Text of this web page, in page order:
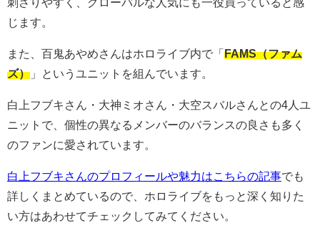
刺さりやすく、グローバルな人気にも一役買っていると感
じます。
また、百鬼あやめさんはホロライブ内で「 FAMS（ファム
ズ） 」というユニットを組んでいます。
白上フブキさん・大神ミオさん・大空スバルさんとの4人ユ
ニットで、個性の異なるメンバーのバランスの良さも多く
のファンに愛されています。
白上フブキさんのプロフィールや魅力はこちらの記事でも
詳しくまとめているので、ホロライブをもっと深く知りた
い方はあわせてチェックしてみてください。